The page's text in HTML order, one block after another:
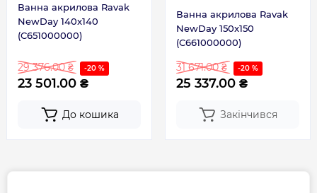
Ванна акрилова Ravak
NewDay 140x140
(C651000000)
29 376.00 ₴ -20 %
23 501.00 ₴
До кошика
Ванна акрилова Ravak
NewDay 150x150
(C661000000)
31 671.00 ₴ -20 %
25 337.00 ₴
Закінчився